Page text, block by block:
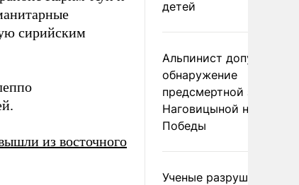
сирийским
из восточного
детей
Альпинист допустил
обнаружение
предсмертной записки
Наговицыной на пике
Победы
Ученые разрушили миф